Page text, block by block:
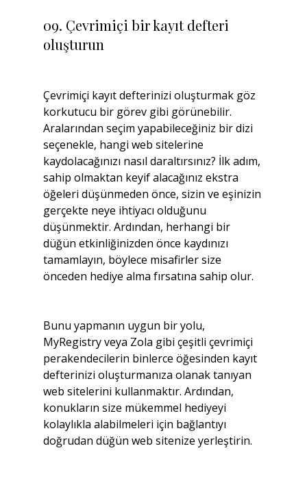
09. Çevrimiçi bir kayıt defteri
oluşturun
Çevrimiçi kayıt defterinizi oluşturmak göz
korkutucu bir görev gibi görünebilir.
Aralarından seçim yapabileceğiniz bir dizi
seçenekle, hangi web sitelerine
kaydolacağınızı nasıl daraltırsınız? İlk adım,
sahip olmaktan keyif alacağınız ekstra
öğeleri düşünmeden önce, sizin ve eşinizin
gerçekte neye ihtiyacı olduğunu
düşünmektir. Ardından, herhangi bir
düğün etkinliğinizden önce kaydınızı
tamamlayın, böylece misafirler size
önceden hediye alma fırsatına sahip olur.
Bunu yapmanın uygun bir yolu,
MyRegistry veya Zola gibi çeşitli çevrimiçi
perakendecilerin binlerce öğesinden kayıt
defterinizi oluşturmanıza olanak tanıyan
web sitelerini kullanmaktır. Ardından,
konukların size mükemmel hediyeyi
kolaylıkla alabilmeleri için bağlantıyı
doğrudan düğün web sitenize yerleştirin.